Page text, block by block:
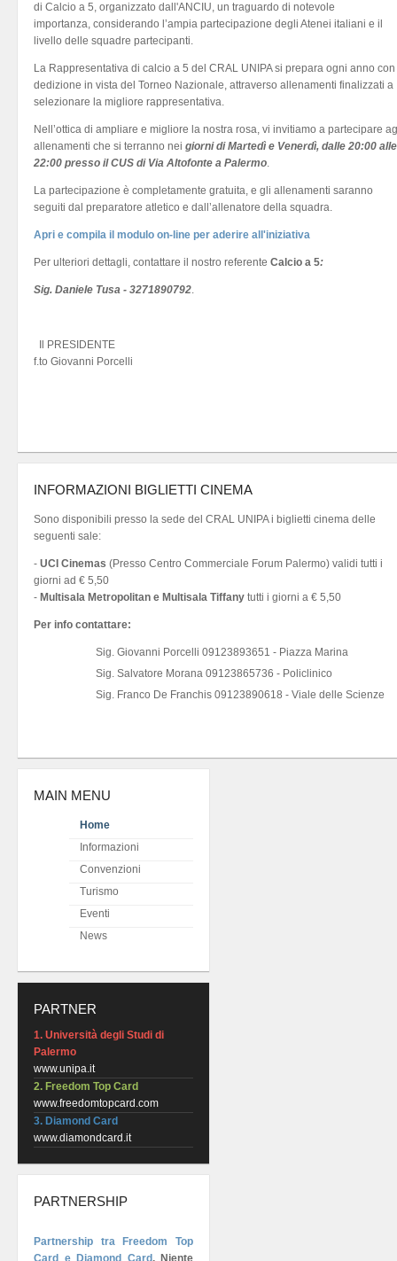
di Calcio a 5, organizzato dall'ANCIU, un traguardo di notevole
importanza, considerando l’ampia partecipazione degli Atenei italiani e il
livello delle squadre partecipanti.
La Rappresentativa di calcio a 5 del CRAL UNIPA si prepara ogni anno con
dedizione in vista del Torneo Nazionale, attraverso allenamenti finalizzati a
selezionare la migliore rappresentativa.
Nell’ottica di ampliare e migliore la nostra rosa, vi invitiamo a partecipare
allenamenti che si terranno nei giorni di Martedì e Venerdì, dalle 20:00 alle
22:00 presso il CUS di Via Altofonte a Palermo.
La partecipazione è completamente gratuita, e gli allenamenti saranno
seguiti dal preparatore atletico e dall’allenatore della squadra.
Apri e compila il modulo on-line per aderire all'iniziativa
Per ulteriori dettagli, contattare il nostro referente Calcio a 5:
Sig. Daniele Tusa - 3271890792.
Il PRESIDENTE
f.to Giovanni Porcelli
INFORMAZIONI BIGLIETTI CINEMA
Sono disponibili presso la sede del CRAL UNIPA i biglietti cinema delle
seguenti sale:
- UCI Cinemas (Presso Centro Commerciale Forum Palermo) validi tutti i
giorni ad € 5,50
- Multisala Metropolitan e Multisala Tiffany tutti i giorni a € 5,50
Per info contattare:
Sig. Giovanni Porcelli 09123893651 - Piazza Marina
Sig. Salvatore Morana 09123865736 - Policlinico
Sig. Franco De Franchis 09123890618 - Viale delle Scienze
MAIN MENU
Home
Informazioni
Convenzioni
Turismo
Eventi
News
PARTNER
1. Università degli Studi di
Palermo
www.unipa.it
2. Freedom Top Card
www.freedomtopcard.com
3. Diamond Card
www.diamondcard.it
PARTNERSHIP
Partnership tra Freedom Top
Card e Diamond Card. Niente